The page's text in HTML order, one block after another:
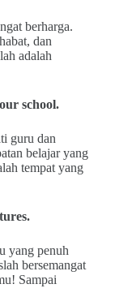
berharga.
dan
adalah
school.
guru dan
belajar yang
tempat yang
yang penuh
bersemangat
Sampai